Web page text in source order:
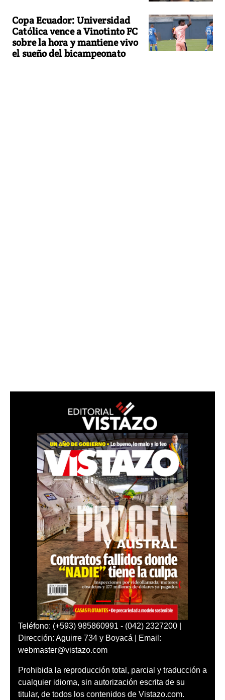
Copa Ecuador: Universidad
Católica vence a Vinotinto FC
sobre la hora y mantiene vivo
el sueño del bicampeonato
Teléfono: (+593) 985860991 - (042) 2327200 |
Dirección: Aguirre 734 y Boyacá | Email:
webmaster@vistazo.com
Prohibida la reproducción total, parcial y traducción a
cualquier idioma, sin autorización escrita de su
titular, de todos los contenidos de Vistazo.com.